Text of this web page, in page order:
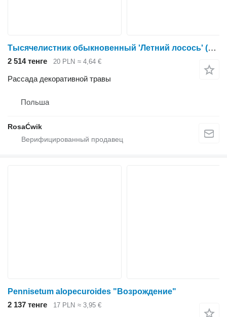
Тысячелистник обыкновенный 'Летний лосось' (Achillea millefolium)
2 514 тенге 20 PLN ≈ 4,64 €
Рассада декоративной травы
Польша
RosaĆwik
Pennisetum alopecuroides "Возрождение"
2 137 тенге
17 PLN ≈ 3,95 €